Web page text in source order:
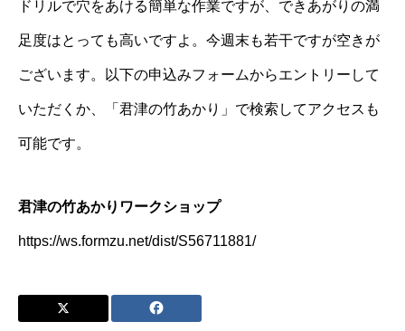
ドリルで穴をあける簡単な作業ですが、できあがりの満
足度はとっても高いですよ。今週末も若干ですが空きが
ございます。以下の申込みフォームからエントリーして
いただくか、「君津の竹あかり」で検索してアクセスも
可能です。
君津の竹あかりワークショップ
https://ws.formzu.net/dist/S56711881/